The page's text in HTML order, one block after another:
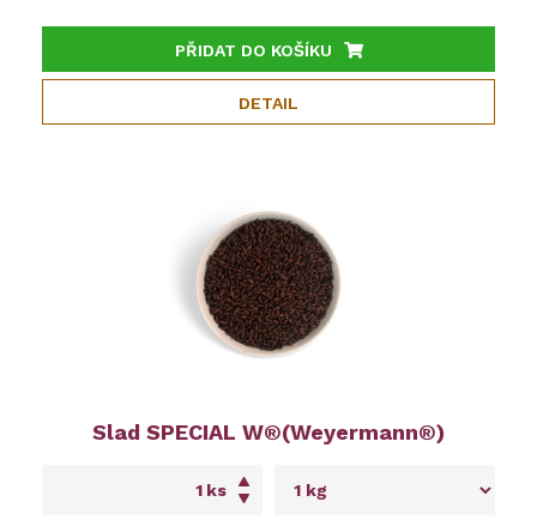
PŘIDAT DO KOŠÍKU
DETAIL
Slad SPECIAL W®(Weyermann®)
ks